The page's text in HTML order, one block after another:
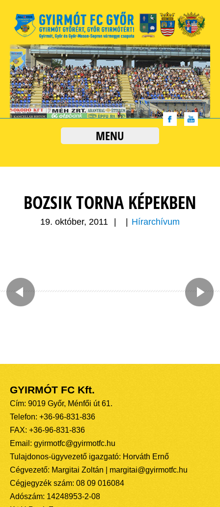
MENU
BOZSIK TORNA KÉPEKBEN
19. október, 2011 Hírarchívum
GYIRMÓT FC Kft.
Cím: 9019 Győr, Ménfői út 61.
Telefon: +36-96-831-836
FAX: +36-96-831-836
Email: gyirmotfc@gyirmotfc.hu
Tulajdonos-ügyvezető igazgató: Horváth Ernő
Cégvezető: Margitai Zoltán | margitai@gyirmotfc.hu
Cégjegyzék szám: 08 09 016084
Adószám: 14248953-2-08